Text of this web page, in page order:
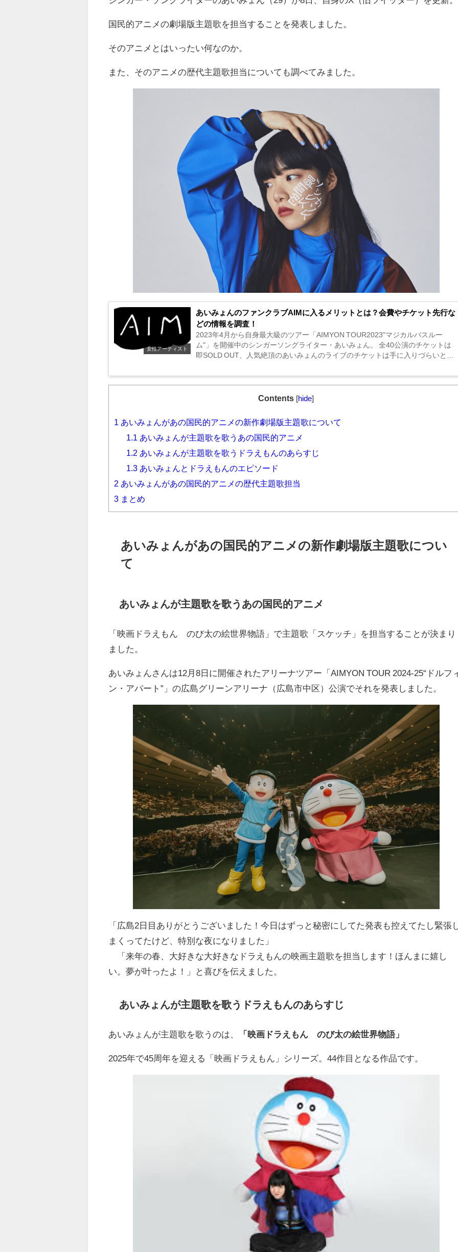
国民的アニメの劇場版主題歌を担当することを発表しました。
そのアニメとはいったい何なのか。
また、そのアニメの歴代主題歌担当についても調べてみました。
女性アーティスト
あいみょんのファンクラブAIMに入るメリットとは？会費やチケット先行な
どの情報を調査！
2023年4月から自身最大級のツアー「AIMYON TOUR2023"マジカルバスルー
ム"」を開催中のシンガーソングライター・あいみょん。 全40公演のチケットは
即SOLD OUT、人気絶頂のあいみょんのライブのチケットは手に入りづらいとい
Contents hide]
1 あいみょんがあの国民的アニメの新作劇場版主題歌について
1.1 あいみょんが主題歌を歌うあの国民的アニメ
1.2 あいみょんが主題歌を歌うドラえもんのあらすじ
1.3 あいみょんとドラえもんのエピソード
2 あいみょんがあの国民的アニメの歴代主題歌担当
3 まとめ
あいみょんがあの国民的アニメの新作劇場版主題歌につい
て
あいみょんが主題歌を歌うあの国民的アニメ
「映画ドラえもん のび太の絵世界物語」で主題歌「スケッチ」を担当することが決まり
ました。
あいみょんさんは12月8日に開催されたアリーナツアー「AIMYON TOUR 2024-25“ドルフ
ン・アパート”」の広島グリーンアリーナ（広島市中区）公演でそれを発表しました。
「広島2日目ありがとうございました！今日はずっと秘密にしてた発表も控えてたし緊張
まくってたけど、特別な夜になりました」
「来年の春、大好きな大好きなドラえもんの映画主題歌を担当します！ほんまに嬉し
い。夢が叶ったよ！」と喜びを伝えました。
あいみょんが主題歌を歌うドラえもんのあらすじ
あいみょんが主題歌を歌うのは、 「映画ドラえもん のび太の絵世界物語」
2025年で45周年を迎える「映画ドラえもん」シリーズ。44作目となる作品です。